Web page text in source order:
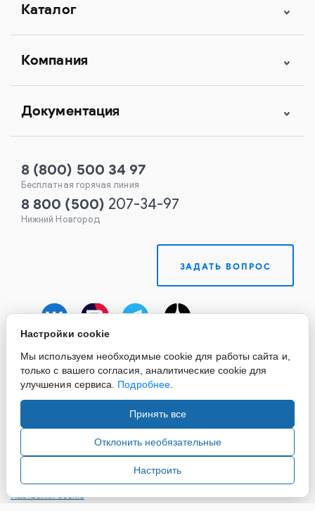
Каталог
Компания
Документация
8 (800) 500 34 97
Бесплатная горячая линия
8 800 (500) 207-34-97
Нижний Новгород
ЗАДАТЬ ВОПРОС
информации и материалов сайта, ссылка на источник
обязательна.
Настройки cookie
Настройки cookie
Мы используем необходимые cookie для работы сайта и,
только с вашего согласия, аналитические cookie для
улучшения сервиса. Подробнее.
Принять все
Отклонить необязательные
Настроить